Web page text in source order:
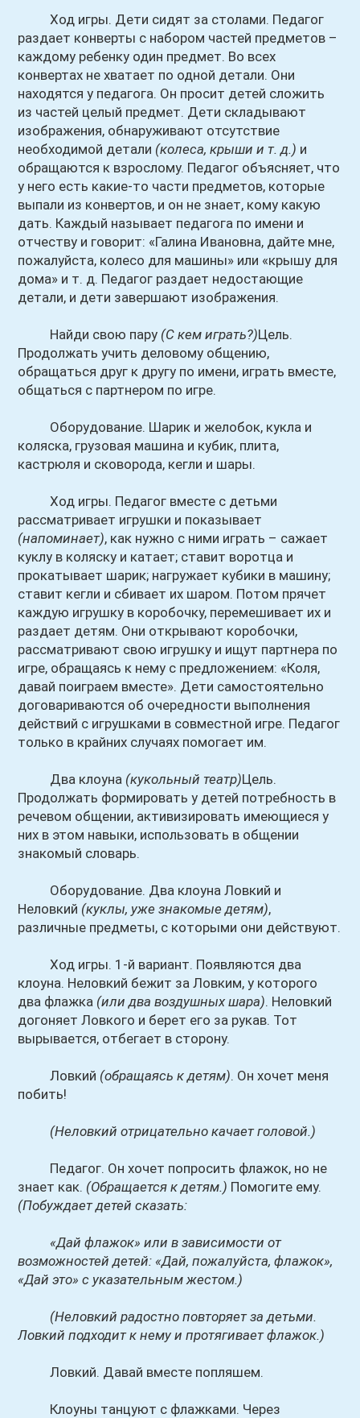
Ход игры. Дети сидят за столами. Педагог
раздает конверты с набором частей предметов –
каждому ребенку один предмет. Во всех
конвертах не хватает по одной детали. Они
находятся у педагога. Он просит детей сложить
из частей целый предмет. Дети складывают
изображения, обнаруживают отсутствие
необходимой детали (колеса, крыши и т. д.) и
обращаются к взрослому. Педагог объясняет, что
у него есть какие-то части предметов, которые
выпали из конвертов, и он не знает, кому какую
дать. Каждый называет педагога по имени и
отчеству и говорит: «Галина Ивановна, дайте мне,
пожалуйста, колесо для машины» или «крышу для
дома» и т. д. Педагог раздает недостающие
детали, и дети завершают изображения.
Найди свою пару (С кем играть?)Цель.
Продолжать учить деловому общению,
обращаться друг к другу по имени, играть вместе,
общаться с партнером по игре.
Оборудование. Шарик и желобок, кукла и
коляска, грузовая машина и кубик, плита,
кастрюля и сковорода, кегли и шары.
Ход игры. Педагог вместе с детьми
рассматривает игрушки и показывает
(напоминает), как нужно с ними играть – сажает
куклу в коляску и катает; ставит воротца и
прокатывает шарик; нагружает кубики в машину;
ставит кегли и сбивает их шаром. Потом прячет
каждую игрушку в коробочку, перемешивает их и
раздает детям. Они открывают коробочки,
рассматривают свою игрушку и ищут партнера по
игре, обращаясь к нему с предложением: «Коля,
давай поиграем вместе». Дети самостоятельно
договариваются об очередности выполнения
действий с игрушками в совместной игре. Педагог
только в крайних случаях помогает им.
Два клоуна (кукольный театр)Цель.
Продолжать формировать у детей потребность в
речевом общении, активизировать имеющиеся у
них в этом навыки, использовать в общении
знакомый словарь.
Оборудование. Два клоуна Ловкий и
Неловкий (куклы, уже знакомые детям),
различные предметы, с которыми они действуют.
Ход игры. 1-й вариант. Появляются два
клоуна. Неловкий бежит за Ловким, у которого
два флажка (или два воздушных шара). Неловкий
догоняет Ловкого и берет его за рукав. Тот
вырывается, отбегает в сторону.
Ловкий (обращаясь к детям). Он хочет меня
побить!
(Неловкий отрицательно качает головой.)
Педагог. Он хочет попросить флажок, но не
знает как. (Обращается к детям.) Помогите ему.
(Побуждает детей сказать:
«Дай флажок» или в зависимости от
возможностей детей: «Дай, пожалуйста, флажок»,
«Дай это» с указательным жестом.)
(Неловкий радостно повторяет за детьми.
Ловкий подходит к нему и протягивает флажок.)
Ловкий. Давай вместе попляшем.
Клоуны танцуют с флажками. Через